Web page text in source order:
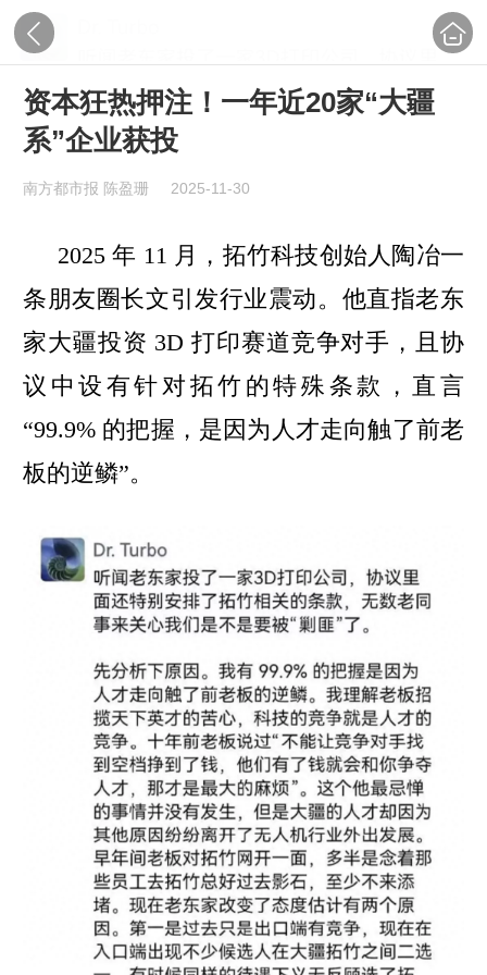
资本狂热押注！一年近20家“大疆
系”企业获投
南方都市报 陈盈珊 2025-11-30
2025 年 11 月，拓竹科技创始人陶冶一
条朋友圈长文引发行业震动。他直指老东
家大疆投资 3D 打印赛道竞争对手，且协
议中设有针对拓竹的特殊条款，直言
“99.9% 的把握，是因为人才走向触了前老
板的逆鳞”。